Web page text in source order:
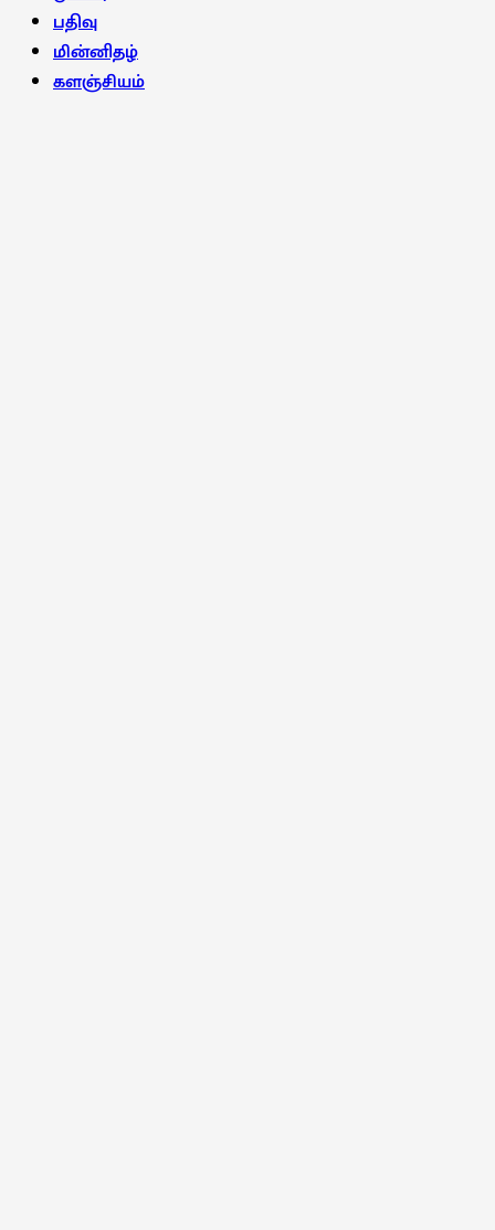
பதிவு
மின்னிதழ்
களஞ்சியம்